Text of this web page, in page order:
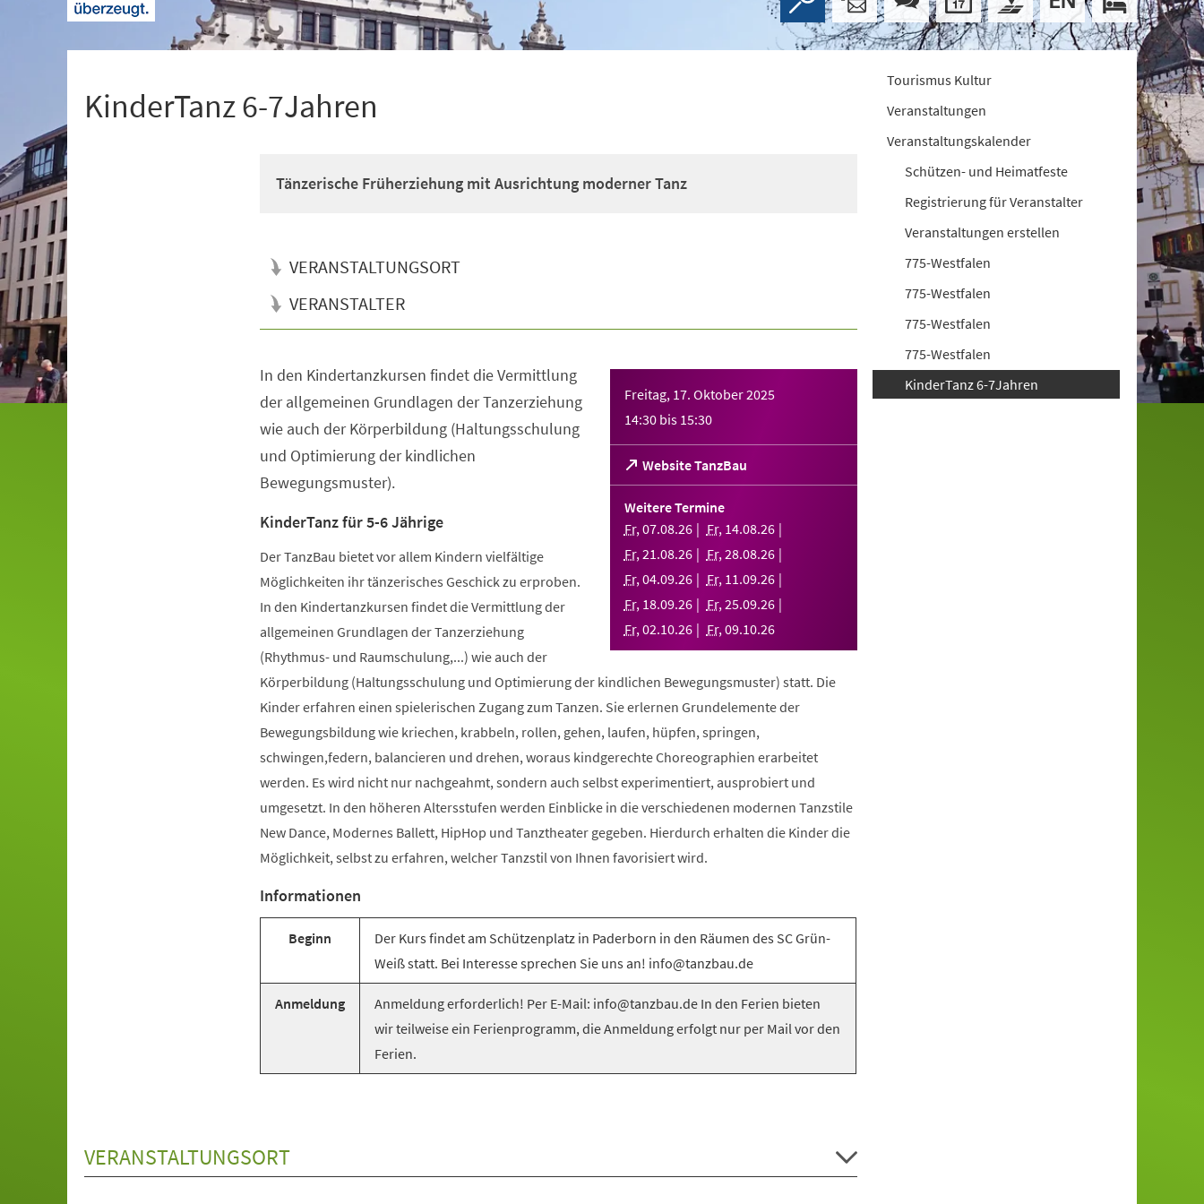
KinderTanz 6-7Jahren
Tänzerische Früherziehung mit Ausrichtung moderner Tanz
VERANSTALTUNGSORT
VERANSTALTER
Freitag, 17. Oktober 2025
14:30 bis 15:30
Website TanzBau
(Öffnet
in
einem
Tab)
Weitere Termine
Fr,07.08.26 Fr, 14.08.26
Fr,21.08.26 Fr,28.08.26
Fr,04.09.26 Fr, 11.09.26
Fr, 18.09.26 Fr,25.09.26
Fr,02.10.26 Fr,09.10.26
In den Kindertanzkursen findet die Vermittlung
der allgemeinen Grundlagen der Tanzerziehung
wie auch der Körperbildung (Haltungsschulung
und Optimierung der kindlichen
Bewegungsmuster).
KinderTanz für 5-6 Jährige
Der TanzBau bietet vor allem Kindern vielfältige
Möglichkeiten ihr tänzerisches Geschick zu erproben.
In den Kindertanzkursen findet die Vermittlung der
allgemeinen Grundlagen der Tanzerziehung
(Rhythmus- und Raumschulung,...) wie auch der
Körperbildung (Haltungsschulung und Optimierung der kindlichen Bewegungsmuster) statt. Die
Kinder erfahren einen spielerischen Zugang zum Tanzen. Sie erlernen Grundelemente der
Bewegungsbildung wie kriechen, krabbeln, rollen, gehen, laufen, hüpfen, springen,
schwingen,federn, balancieren und drehen, woraus kindgerechte Choreographien erarbeitet
werden. Es wird nicht nur nachgeahmt, sondern auch selbst experimentiert, ausprobiert und
umgesetzt. In den höheren Altersstufen werden Einblicke in die verschiedenen modernen Tanzstile
New Dance, Modernes Ballett, HipHop und Tanztheater gegeben. Hierdurch erhalten die Kinder die
Möglichkeit, selbst zu erfahren, welcher Tanzstil von Ihnen favorisiert wird.
Informationen
Beginn
Der Kurs findet am Schützenplatz in Paderborn in den Räumen des SC Grün-
Weiß statt. Bei Interesse sprechen Sie uns an! info@tanzbau.de
Anmeldung
Anmeldung erforderlich! Per E-Mail: info@tanzbau.de In den Ferien bieten
wir teilweise ein Ferienprogramm, die Anmeldung erfolgt nur per Mail vor den
Ferien.
VERANSTALTUNGSORT
Tourismus Kultur
Veranstaltungen
Veranstaltungskalender
Schützen- und Heimatfeste
Registrierung für Veranstalter
Veranstaltungen erstellen
775-Westfalen
775-Westfalen
775-Westfalen
775-Westfalen
KinderTanz 6-7Jahren